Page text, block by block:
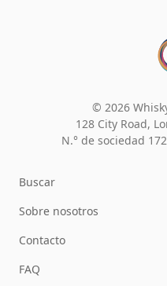
© 2026
128 City Road,
N.° de sociedad
Buscar
Sobre nosotros
Contacto
FAQ